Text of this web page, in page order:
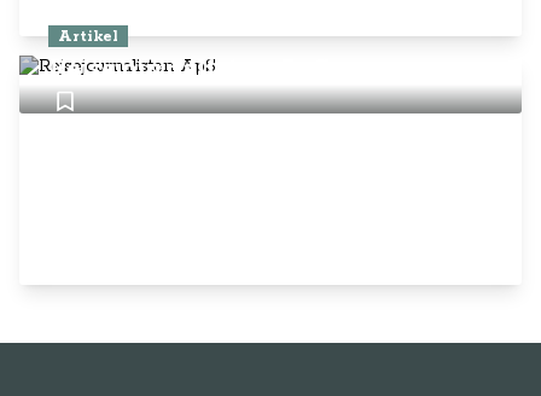
Artikel
Rejsejournalisten ApS